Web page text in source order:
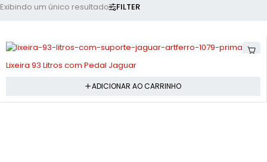
FILTER
Exibindo um único resultado
Lixeira 93 Litros com Pedal Jaguar
ADICIONAR AO CARRINHO